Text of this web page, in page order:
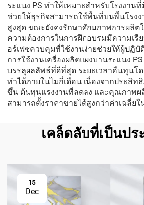
ระแนง PS ทำให้เหมาะสำหรับโรงงาน
ช่วยให้ธุรกิจสามารถใช้พื้นที่บนพื้นโรงง
สูงสุด ขณะยังคงรักษาศักยภาพการผลิต
ความต้องการในการฝึกอบรมมีความเรีย
อร์เฟซควบคุมที่ใช้งานง่ายช่วยให้ผู้ปฏิบั
การใช้งานเครื่องผลิตแผงบานระแนง PS
บรรลุผลลัพธ์ที่ดีที่สุด ระยะเวลาคืนทุนโ
ทำได้ภายในไม่กี่เดือน เนื่องจากประสิท
ขึ้น ต้นทุนแรงงานที่ลดลง และคุณภาพ
สามารถตั้งราคาขายได้สูงกว่าค่าเฉลี่ยใ
เคล็ดลับที่เป็นปร
15
Dec